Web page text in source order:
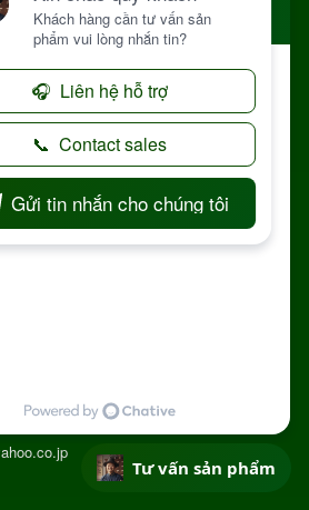
Thường Kiệt, Tổ 6, Phường Kon Tum,
Cơ:Khu 37 Hộ Xã Măng Đen Tỉnh
TẠI NHẬT BẢN
1379
Tư vấn sản phẩm